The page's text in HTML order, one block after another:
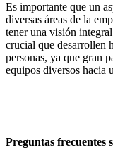
Es importante que un
diversas áreas de la
tener una visión
crucial que desarrollen
personas, ya que gran
equipos diversos hacia
Preguntas frecuentes